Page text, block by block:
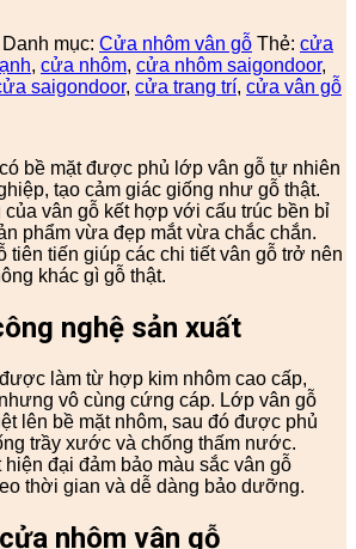
Danh mục: Cửa nhôm vân gỗ Thẻ: cửa
, cửa nhôm, cửa nhôm saigondoor,
saigondoor, cửa trang trí, cửa vân gỗ
có bề mặt được phủ lớp vân gỗ tự nhiên
tạo cảm giác giống như gỗ thật.
vân gỗ kết hợp với cấu trúc bền bỉ
phẩm vừa đẹp mắt vừa chắc chắn.
tiên tiến giúp các chi tiết vân gỗ trở nên
khác gì gỗ thật.
nghệ sản xuất
được làm từ hợp kim nhôm cao cấp,
vô cùng cứng cáp. Lớp vân gỗ
lên bề mặt nhôm, sau đó được phủ
trầy xước và chống thấm nước.
đại đảm bảo màu sắc vân gỗ
thời gian và dễ dàng bảo dưỡng.
nhôm vân gỗ